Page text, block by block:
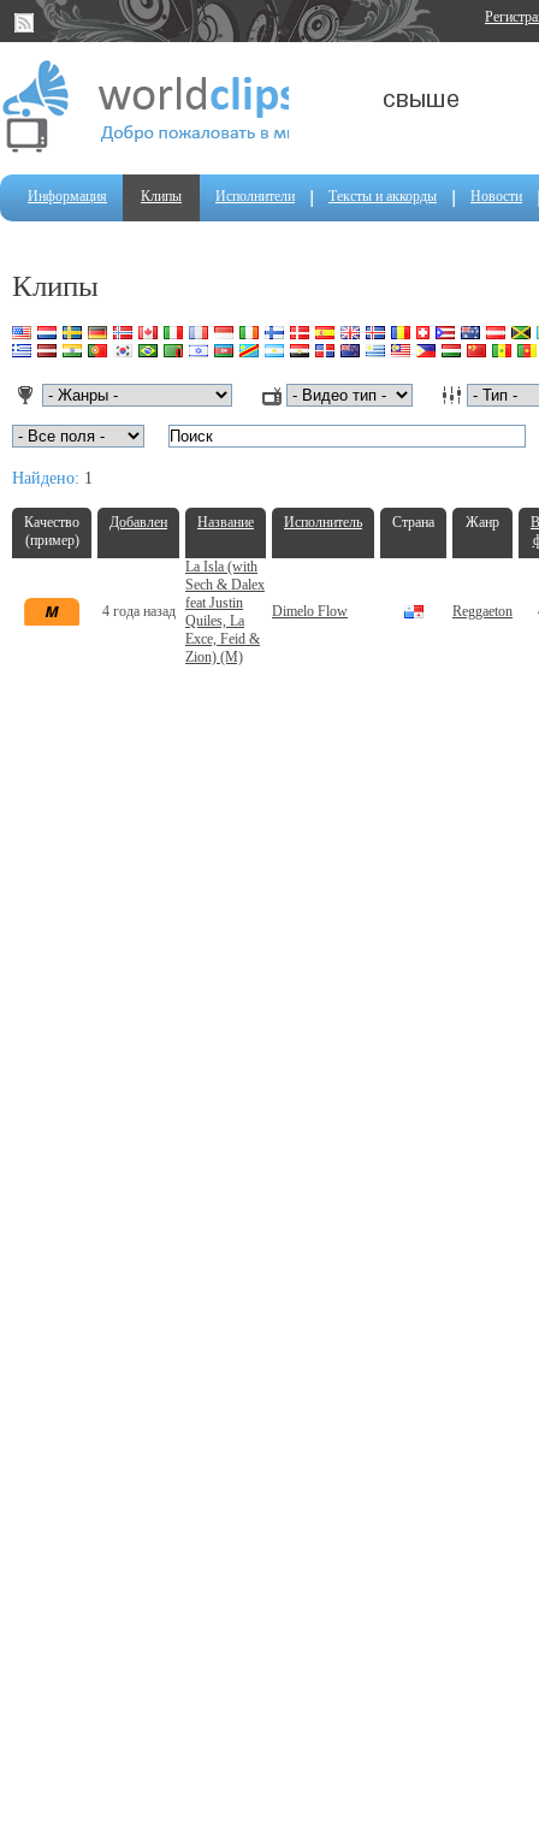
Информация Клипы Исполнители Тексты и аккорды Новости
Клипы
Найдено: 1
Качество
(пример)
Добавлен Название Исполнитель Страна Жанр
4 года назад
La Isla (with
Sech & Dalex
feat Justin
Quiles, La
Exce, Feid &
Zion) (M)
Dimelo Flow Reggaeton